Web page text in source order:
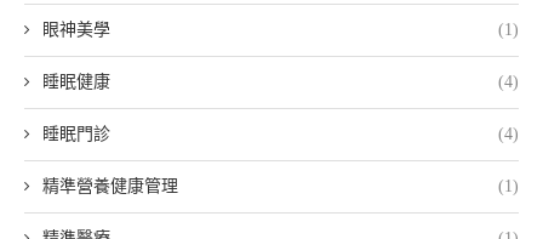
眼神美學 (1)
睡眠健康 (4)
睡眠門診 (4)
精準營養健康管理 (1)